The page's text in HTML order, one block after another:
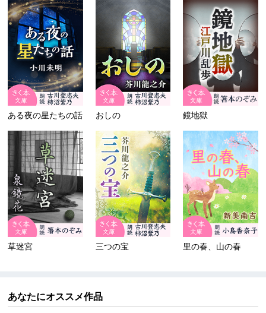
ある夜の星たちの話 おしの 鏡地獄
草迷宮 三つの宝 里の春、山の春
あなたにオススメ作品